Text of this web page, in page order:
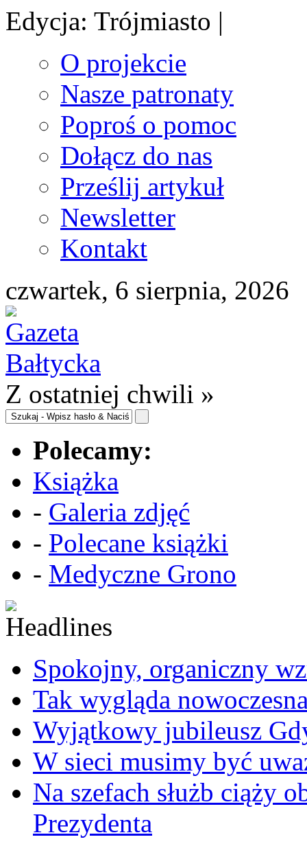
Edycja: Trójmiasto |
O projekcie
Nasze patronaty
Poproś o pomoc
Dołącz do nas
Prześlij artykuł
Newsletter
Kontakt
czwartek, 6 sierpnia, 2026
Z ostatniej chwili »
Polecamy:
Książka
- Galeria zdjęć
- Polecane książki
- Medyczne Grono
Spokojny, organiczny
Tak wygląda
Wyjątkowy jubileusz
W sieci musimy być
Na szefach służb ciąży
Prezydenta